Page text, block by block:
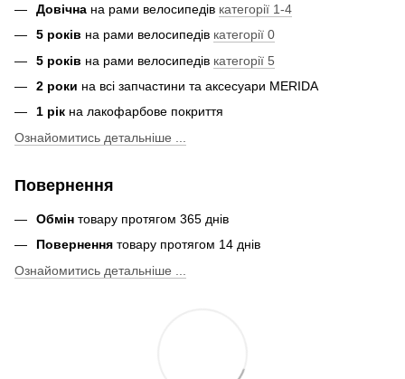
Довічна на рами велосипедів категорії 1-4
5 років на рами велосипедів категорії 0
5 років на рами велосипедів категорії 5
2 роки на всі запчастини та аксесуари MERIDA
1 рік на лакофарбове покриття
Ознайомитись детальніше ...
Повернення
Обмін товару протягом 365 днів
Повернення товару протягом 14 днів
Ознайомитись детальніше ...